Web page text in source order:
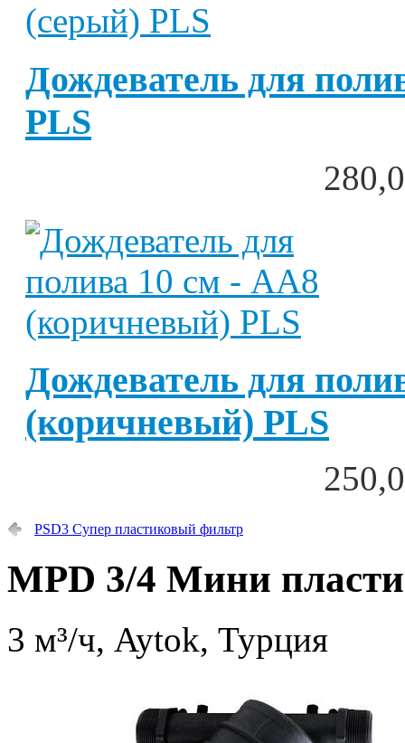
Дождеватель для
PLS
Дождеватель для
(коричневый) PLS
PSD3 Супер пластиковый фильтр
MPD 3/4 Мини
3 м³/ч, Aytok, Турция